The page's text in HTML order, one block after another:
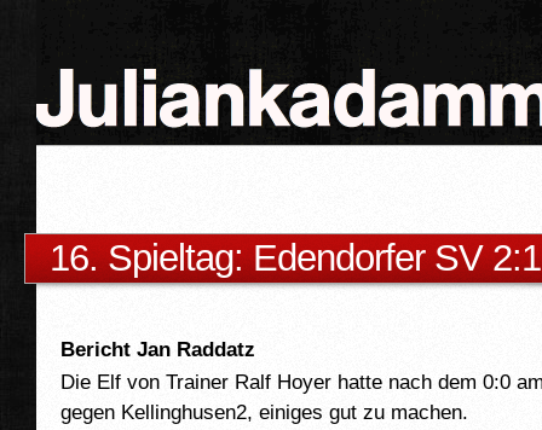
16. Spieltag: Edendorfer SV 2:1
Bericht Jan Raddatz
Die Elf von Trainer Ralf Hoyer hatte nach dem 0:0
gegen Kellinghusen2, einiges gut zu machen.